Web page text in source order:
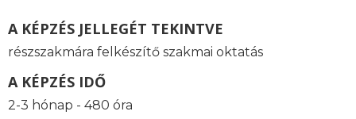
A KÉPZÉS JELLEGÉT TEKINTVE
részszakmára felkészítő szakmai oktatás
A KÉPZÉS IDŐ
2-3 hónap - 480 óra